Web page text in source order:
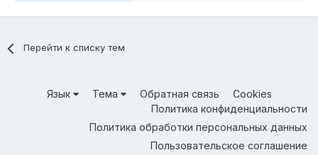
Перейти к списку тем
Язык Тема Обратная связь
Cookies
Политика конфиденциальности
Политика обработки персональных данных
Пользовательское соглашение